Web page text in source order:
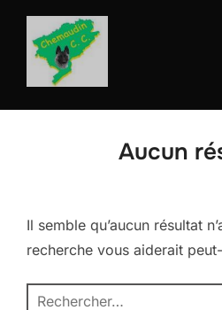
Aller
contenu
Aucun
Il semble qu’aucun résultat
recherche vous aiderait
Recherche